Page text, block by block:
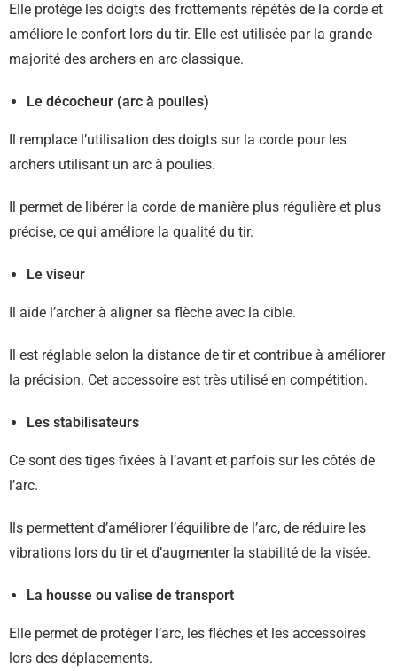
Elle protège les doigts des frottements répétés de la corde et
améliore le confort lors du tir. Elle est utilisée par la grande
majorité des archers en arc classique.
Le décocheur (arc à poulies)
Il remplace l’utilisation des doigts sur la corde pour les
archers utilisant un arc à poulies.
Il permet de libérer la corde de manière plus régulière et plus
précise, ce qui améliore la qualité du tir.
Le viseur
Il aide l’archer à aligner sa flèche avec la cible.
Il est réglable selon la distance de tir et contribue à améliorer
la précision. Cet accessoire est très utilisé en compétition.
Les stabilisateurs
Ce sont des tiges fixées à l’avant et parfois sur les côtés de
l’arc.
Ils permettent d’améliorer l’équilibre de l’arc, de réduire les
vibrations lors du tir et d’augmenter la stabilité de la visée.
La housse ou valise de transport
Elle permet de protéger l’arc, les flèches et les accessoires
lors des déplacements.